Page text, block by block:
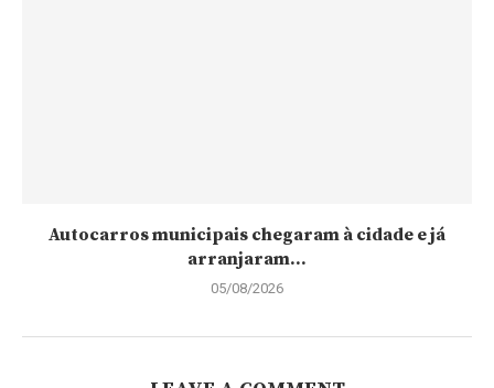
Autocarros municipais chegaram à cidade e já
arranjaram...
05/08/2026